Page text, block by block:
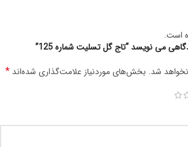
است.
می نویسد “تاج گل تسلیت شماره 125”
شد. بخش‌های موردنیاز علامت‌گذاری شده‌اند *